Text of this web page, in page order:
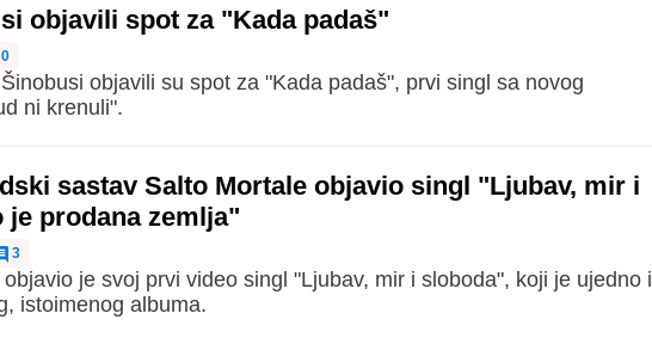
objavili spot za "Kada padaš"
0
objavili su spot za "Kada padaš", prvi singl sa novog
ni krenuli".
sastav Salto Mortale objavio singl "Ljubav, mir i
prodana zemlja"
3
je svoj prvi video singl "Ljubav, mir i sloboda", koji je ujedno i
istoimenog albuma.